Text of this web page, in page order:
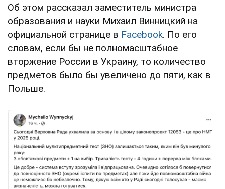
Об этом рассказал заместитель министра
образования и науки Михаил Винницкий на
официальной странице в Facebook. По его
словам, если бы не полномасштабное
вторжение России в Украину, то количество
предметов было бы увеличено до пяти, как в
Польше.